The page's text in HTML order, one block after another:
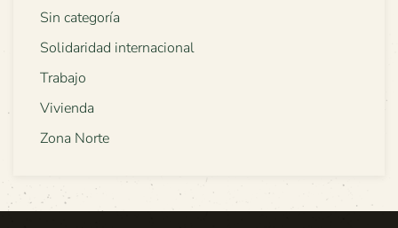
Sin categoría
Solidaridad internacional
Trabajo
Vivienda
Zona Norte